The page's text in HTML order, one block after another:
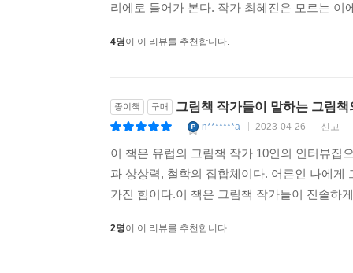
리에로 들어가 본다. 작가 최혜진은 모르는
4명이 이 리뷰를 추천합니다.
종이책 구매 그림책 작가들이 말하는 그림책
n*******a 2023-04-26 신고
이 책은 유럽의 그림책 작가 10인의 인터뷰집
과 상상력, 철학의 집합체이다. 어른인 나에
가진 힘이다.이 책은 그림책 작가들이 진솔하
2명이 이 리뷰를 추천합니다.